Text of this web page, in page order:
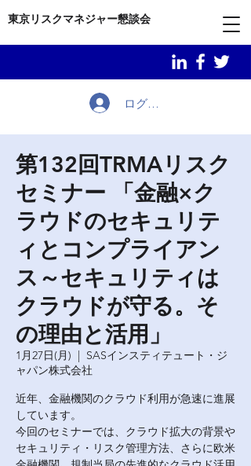
東京リスクマネジャー懇談会
ログイン
第132回TRMAリスク
セミナー 「金融×ク
ラウドのセキュリテ
ィとコンプライアン
ス～セキュリティは
クラウドが守る。そ
の理由と活用」
1月27日(月)
  |
SASインスティテュート・ジ
ャパン株式会社
近年、金融機関のクラウド利用が急速に進展
しています。
今回のセミナーでは、クラウド拡大の背景や
セキュリティ・リスク管理方法、さらに欧米